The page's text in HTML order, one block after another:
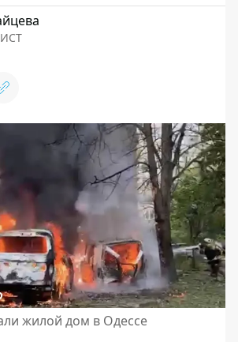
жилой дом в Одессе